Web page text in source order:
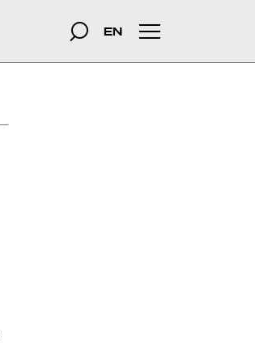
szukana fraza
Szukaj
EN Menu główne